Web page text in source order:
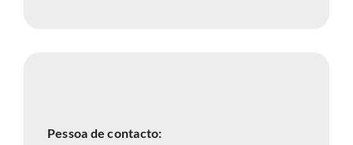
Pessoa de contacto: